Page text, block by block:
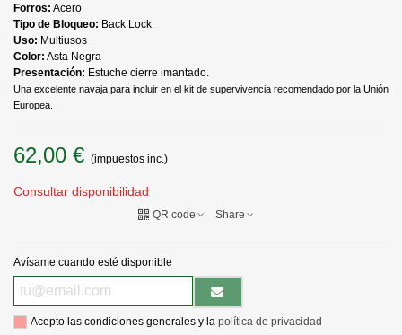
Forros: Acero
Tipo de Bloqueo: Back Lock
Uso: Multiusos
Color: Asta Negra
Presentación: Estuche cierre imantado.
Una excelente navaja para incluir en el kit de supervivencia recomendado por la Unión
Europea.
62,00 € (impuestos inc.)
Consultar disponibilidad
QR code Share
Avísame cuando esté disponible
Acepto las condiciones generales y la política de privacidad